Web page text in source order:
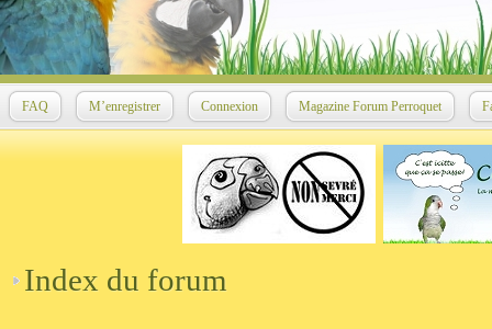
FAQ M’enregistrer Connexion Magazine Forum Perroquet
Index du forum